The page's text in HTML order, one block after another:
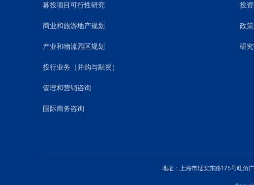
募投项目可行性研究
商业和旅游地产规划
产业和物流园区规划
投行业务（并购与融资）
管理和营销咨询
国际商务咨询
投
政
研
地址：上海市延安东路175号旺